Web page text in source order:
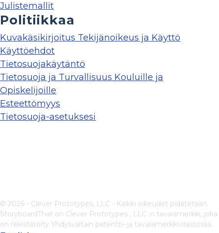
Julistemallit
Politiikkaa
Kuvakäsikirjoitus Tekijänoikeus ja Käyttö
Käyttöehdot
Tietosuojakäytäntö
Tietosuoja ja Turvallisuus Kouluille ja
Opiskelijoille
Esteettömyys
Tietosuoja-asetuksesi
© 2026 - Clever Prototypes, LLC - Kaikki oikeudet pidätetään.
StoryboardThat on Clever Prototypes , LLC :n tavaramerkki, joka
on rekisteröity Yhdysvaltain patentti- ja tavaramerkkivirastossa.